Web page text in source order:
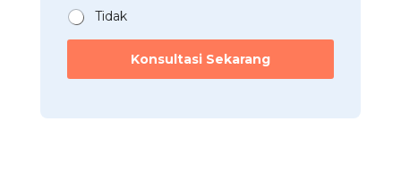
Tidak
Konsultasi Sekarang